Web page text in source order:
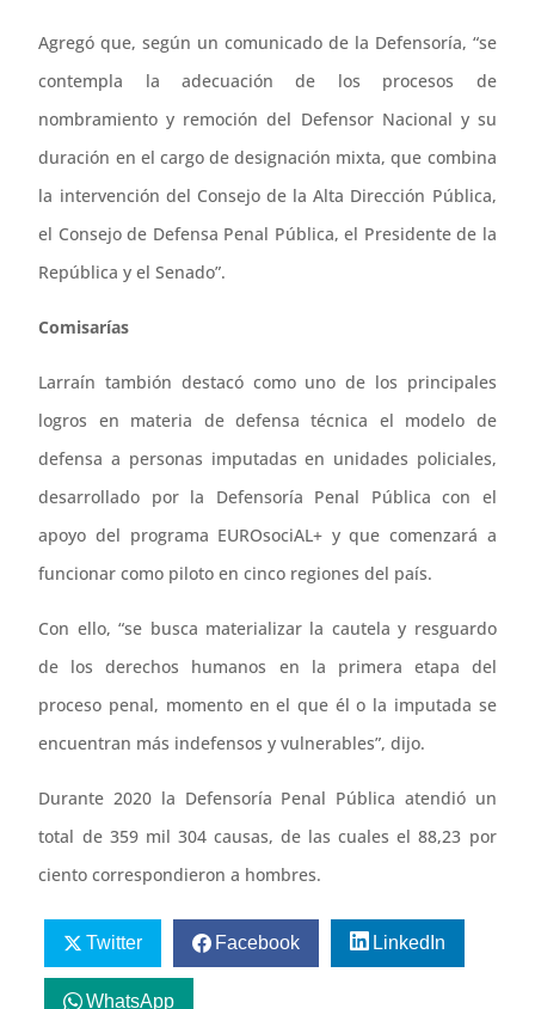
Agregó que, según un comunicado de la Defensoría, “se
contempla la adecuación de los procesos de
nombramiento y remoción del Defensor Nacional y su
duración en el cargo de designación mixta, que combina
la intervención del Consejo de la Alta Dirección Pública,
el Consejo de Defensa Penal Pública, el Presidente de la
República y el Senado”.
Comisarías
Larraín tambión destacó como uno de los principales
logros en materia de defensa técnica el modelo de
defensa a personas imputadas en unidades policiales,
desarrollado por la Defensoría Penal Pública con el
apoyo del programa EUROsociAL+ y que comenzará a
funcionar como piloto en cinco regiones del país.
Con ello, “se busca materializar la cautela y resguardo
de los derechos humanos en la primera etapa del
proceso penal, momento en el que él o la imputada se
encuentran más indefensos y vulnerables”, dijo.
Durante 2020 la Defensoría Penal Pública atendió un
total de 359 mil 304 causas, de las cuales el 88,23 por
ciento correspondieron a hombres.
Twitter Facebook LinkedIn
WhatsApp